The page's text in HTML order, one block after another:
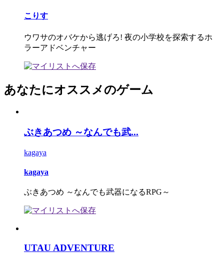
こりす
ウワサのオバケから逃げろ! 夜の小学校を探索するホ
ラーアドベンチャー
あなたにオススメのゲーム
ぶきあつめ ～なんでも武...
kagaya
kagaya
ぶきあつめ ～なんでも武器になるRPG～
UTAU ADVENTURE